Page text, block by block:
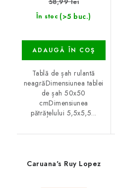
În stoc (>5 buc.)
ADAUGĂ ÎN COŞ
Tablă de șah rulantă
neagrăDimensiunea tablei
de șah 50x50
cmDimensiunea
pătrățelului 5,5x5,5...
Caruana's Ruy Lopez